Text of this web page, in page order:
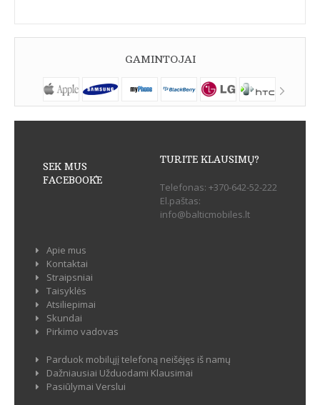
GAMINTOJAI
SEK MUS
FACEBOOK`E
TURITE KLAUSIMŲ?
Telefonas: +370-642-52-222
El.paštas:
info@balticmobiles.lt
Apie mus
Kontaktai
Straipsniai
Taisyklės
Atsiliepimai
Skundai
Pirkimo vadovas
Parduok mobilųjį telefoną neišėjęs iš namų
Dažniausiai Užduodami Klausimai
Pasiūlymai Verslui